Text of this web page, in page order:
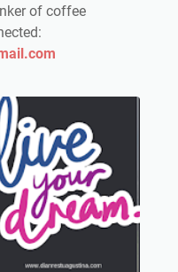
of coffee